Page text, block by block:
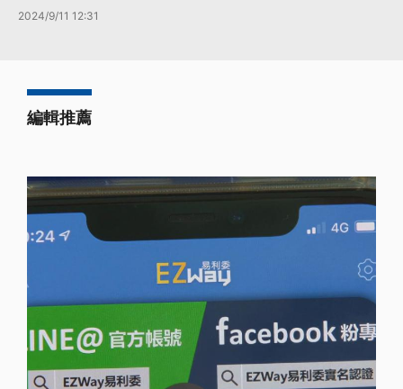
2024/9/11 12:31
編輯推薦